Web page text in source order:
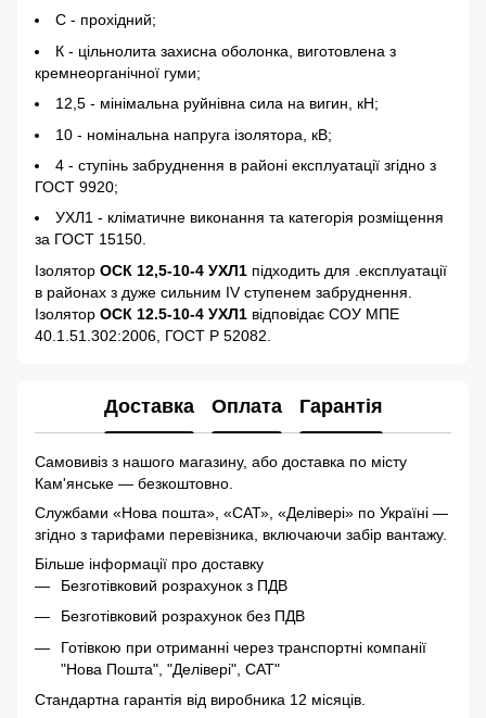
С - прохідний;
К - цільнолита захисна оболонка, виготовлена з
кремнеорганічної гуми;
12,5 - мінімальна руйнівна сила на вигин, кН;
10 - номінальна напруга ізолятора, кВ;
4 - ступінь забруднення в районі експлуатації згідно з
ГОСТ 9920;
УХЛ1 - кліматичне виконання та категорія розміщення
за ГОСТ 15150.
Ізолятор ОСК 12,5-10-4 УХЛ1 підходить для .експлуатації
в районах з дуже сильним IV ступенем забруднення.
Ізолятор ОСК 12.5-10-4 УХЛ1 відповідає СОУ МПЕ
40.1.51.302:2006, ГОСТ Р 52082.
Доставка Оплата Гарантія
Самовивіз з нашого магазину, або доставка по місту
Кам'янське — безкоштовно.
Службами «Нова пошта», «САТ», «Делівері» по Україні —
згідно з тарифами перевізника, включаючи забір вантажу.
Більше інформації про доставку
Безготівковий розрахунок з ПДВ
Безготівковий розрахунок без ПДВ
Готівкою при отриманні через транспортні компанії
"Нова Пошта", "Делівері", САТ"
Стандартна гарантія від виробника 12 місяців.